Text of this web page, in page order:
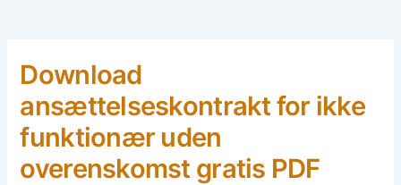
Download
ansættelseskontrakt for ikke
funktionær uden
overenskomst gratis PDF